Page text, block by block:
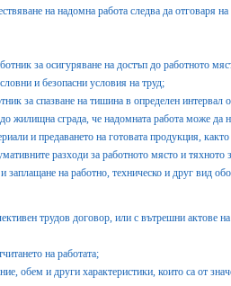
на надомна работа следва да отговаря
за осигуряване на достъп до работното
и безопасни условия на труд;
за спазване на тишина в определен
жилищна сграда, че надомната работа може
и предаването на готовата продукция,
разходи за работното място и тяхното
заплащане на работно, техническо и друг вид
трудов договор, или с вътрешни актове
на работата;
обем и други характеристики, които са от